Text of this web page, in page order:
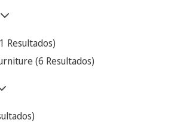
Resultados)
(6 Resultados)
)